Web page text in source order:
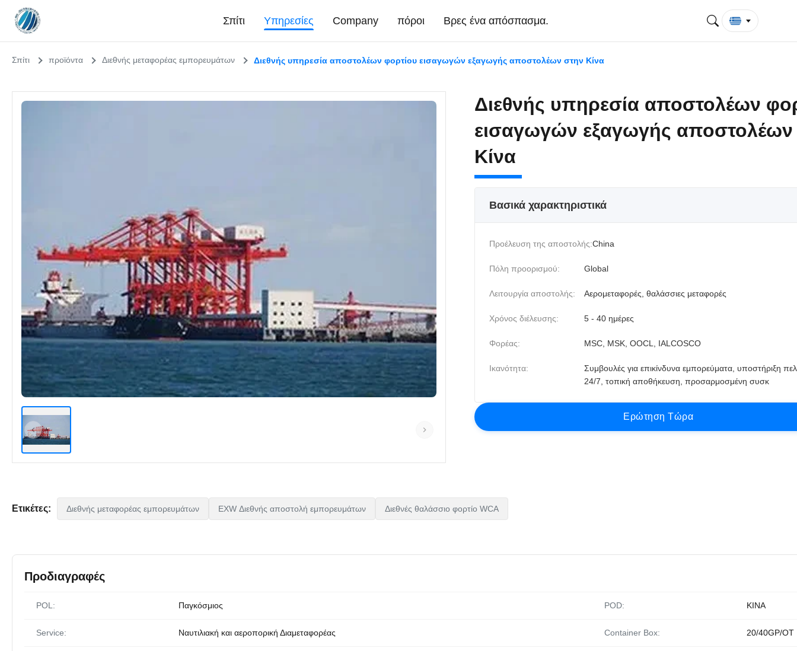
Σπίτι Υπηρεσίες Company πόροι Βρες ένα απόσπασμα.
Σπίτι προϊόντα Διεθνής μεταφορέας εμπορευμάτων Διεθνής υπηρεσία αποστολέων φορτίου εισαγωγών εξαγωγής αποστολέων στην Κίνα
Διεθνής υπηρεσία αποστολέων
εισαγωγών εξαγωγής αποστολέων
Κίνα
Βασικά χαρακτηριστικά
Προέλευση της αποστολής:China
Πόλη προορισμού: Global
Λειτουργία αποστολής: Αερομεταφορές, θαλάσσιες μεταφορές
Χρόνος διέλευσης: 5 - 40 ημέρες
Φορέας: MSC, MSK, OOCL, IALCOSCO
Ικανότητα:
Συμβουλές για επικίνδυνα εμπορεύματα, υποστήριξη
24/7, τοπική αποθήκευση, προσαρμοσμένη συσκ
Ερώτηση Τώρα
Ετικέτες: Διεθνής μεταφορέας εμπορευμάτων EXW Διεθνής αποστολή εμπορευμάτων Διεθνές θαλάσσιο φορτίο WCA
Προδιαγραφές
POL: Παγκόσμιος POD: ΚΙΝΑ
Service: Ναυτιλιακή και αεροπορική Διαμεταφορέας Container Box: 20/40GP/OT